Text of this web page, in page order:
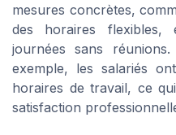
mesures concrètes,
des horaires flexibles,
journées sans
exemple, les salariés
horaires de travail, ce
satisfaction